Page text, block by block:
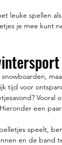
spellen
je mee kunt
tijd voor
Vooral
een
speelt,
en de band